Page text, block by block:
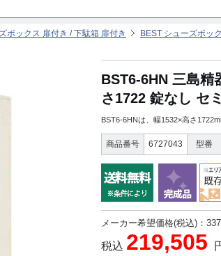
ボックス 扉付き / 下駄箱 扉付き BEST シューズボッ
BST6-6HN 三島精
さ1722 錠なし セ
BST6-6HNは、幅1532×高さ
商品番号 6727043 型番
メーカー希望価格(税込)：
税込 219,505